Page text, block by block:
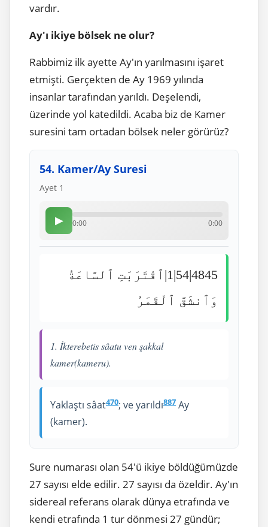
vardır.
Ay'ı ikiye bölsek ne olur?
Rabbimiz ilk ayette Ay'ın yarılmasını işaret
etmişti. Gerçekten de Ay 1969 yılında
insanlar tarafından yarıldı. Deşelendi,
üzerinde yol katedildi. Acaba biz de Kamer
suresini tam ortadan bölsek neler görürüz?
54. Kamer/Ay Suresi
Ayet 1
▶ 0:00 0:00
4845|54|1|ٱقْتَرَبَتِ ٱلسَّاعَةُ
وَٱنشَقَّ ٱلْقَمَرُ
1. İkterebetis sâatu ven şakkal
kamer(kameru).
Yaklaştı sâat470; ve yarıldı887 Ay
(kamer).
Sure numarası olan 54'ü ikiye böldüğümüzde
27 sayısı elde edilir. 27 sayısı da özeldir. Ay'ın
sidereal referans olarak dünya etrafında ve
kendi etrafında 1 tur dönmesi 27 gündür;